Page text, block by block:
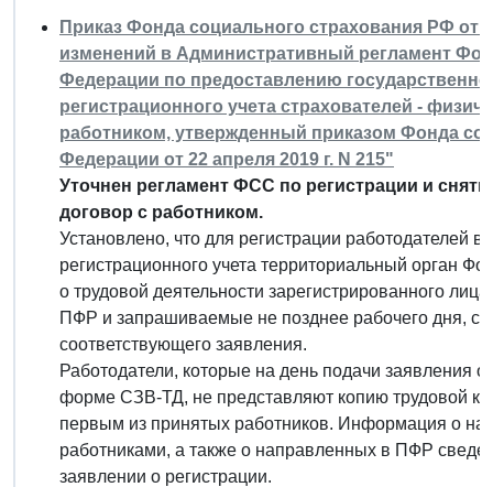
Приказ Фонда социального страхования РФ от
изменений в Административный регламент
Федерации по предоставлению
регистрационного учета страхователей -
работником, утвержденный приказом Фонда
Федерации от 22 апреля 2019 г. N 215"
Уточнен регламент ФСС по регистрации и
договор с работником.
Установлено, что для регистрации работодателей в
регистрационного учета территориальный орган
о трудовой деятельности зарегистрированного
ПФР и запрашиваемые не позднее рабочего дня,
соответствующего заявления.
Работодатели, которые на день подачи заявления
форме СЗВ-ТД, не представляют копию трудовой
первым из принятых работников. Информация о
работниками, а также о направленных в ПФР
заявлении о регистрации.